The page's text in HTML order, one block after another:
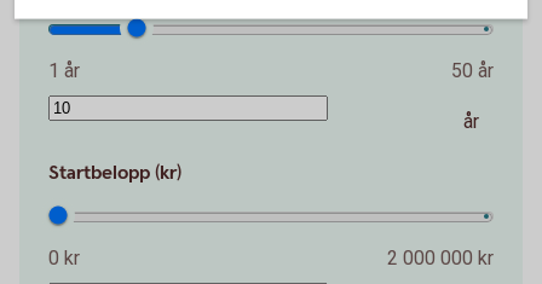
1 år 50 år
år
Startbelopp (kr)
0 kr 2 000 000 kr